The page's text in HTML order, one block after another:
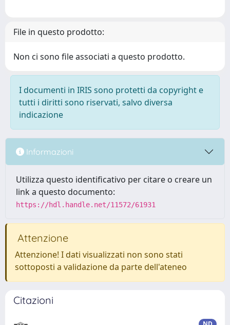
File in questo prodotto:
Non ci sono file associati a questo prodotto.
I documenti in IRIS sono protetti da copyright e
tutti i diritti sono riservati, salvo diversa
indicazione
Informazioni
Utilizza questo identificativo per citare o creare un
link a questo documento:
https://hdl.handle.net/11572/61931
Attenzione
Attenzione! I dati visualizzati non sono stati
sottoposti a validazione da parte dell'ateneo
Citazioni